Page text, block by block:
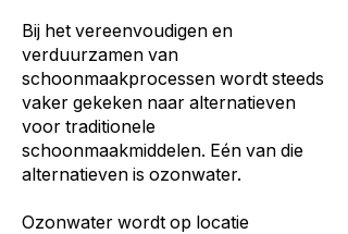
Bij het vereenvoudigen en
verduurzamen van
schoonmaakprocessen wordt steeds
vaker gekeken naar alternatieven
voor traditionele
schoonmaakmiddelen. Eén van die
alternatieven is ozonwater.
Ozonwater wordt op locatie